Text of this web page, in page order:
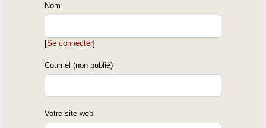
Nom
[Se connecter]
Courriel (non publié)
Votre site web